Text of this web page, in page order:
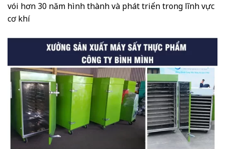
vói hơn 30 năm hình thành và phát triển trong lĩnh vực
cơ khí